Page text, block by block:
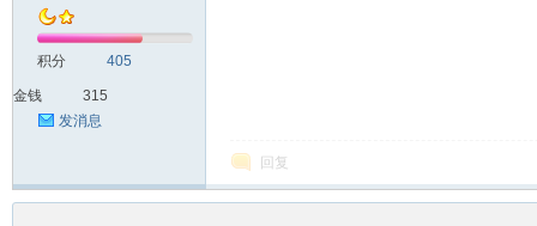
积分 405
金钱
315
发消息
回复